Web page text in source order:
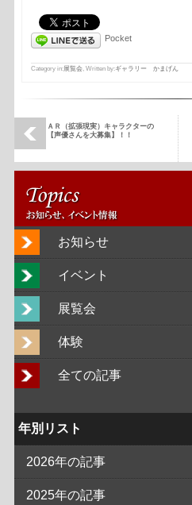
Pocket
Category in:展覧会, Written by:ギャラリー かまげん
ＡＲ（拡張現実）キャラクターの
【声優さんを大募集】！！
お知らせ
イベント
展覧会
体験
全ての記事
年別リスト
2026年の記事
2025年の記事